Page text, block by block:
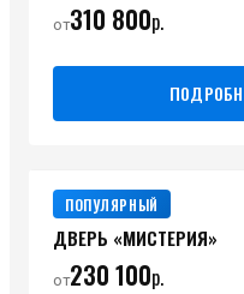
от310 800р.
ПОПУЛЯРНЫЙ
ДВЕРЬ «МИСТЕРИЯ»
от230 100р.